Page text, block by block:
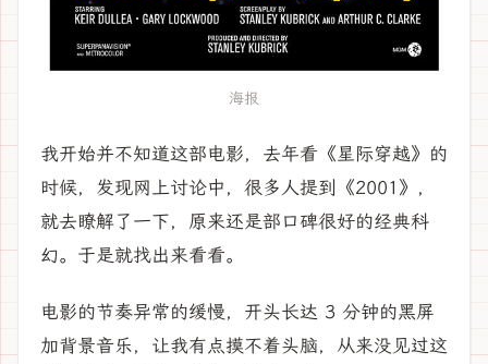
海报
我开始并不知道这部电影，去年看《星际穿越》的
时候，发现网上讨论中，很多人提到《2001》，
就去瞭解了一下，原来还是部口碑很好的经典科
幻。于是就找出来看看。
电影的节奏异常的缓慢，开头长达 3 分钟的黑屏
加背景音乐，让我有点摸不着头脑，从来没见过这